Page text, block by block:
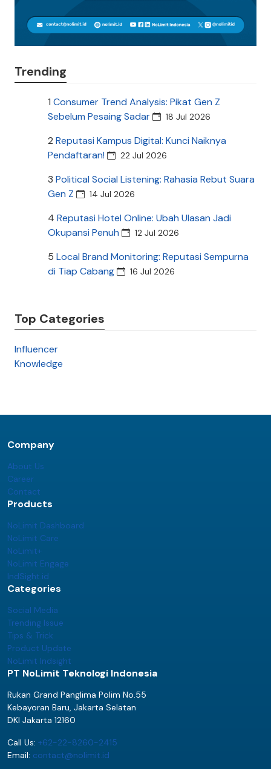
Trending
1 Consumer Trend Analysis: Pikat Gen Z
Sebelum Pesaing Sadar
18 Jul 2026
2 Reputasi Kampus Digital: Kunci Naiknya
Pendaftaran!
22 Jul 2026
3 Political Social Listening: Rahasia Rebut Suara
Gen Z
14 Jul 2026
4 Reputasi Hotel Online: Ubah Ulasan Jadi
Okupansi Penuh
12 Jul 2026
5 Local Brand Monitoring: Reputasi Sempurna
di Tiap Cabang
16 Jul 2026
Top Categories
Influencer
Knowledge
Company
About Us
Career
Contact
Products
NoLimit Dashboard
NoLimit Care
NoLimit+
NoLimit Engage
IndSight.id
Categories
Social Media
Trending Issue
Tips & Trick
Product Update
NoLimit Indsight
PT NoLimit Teknologi Indonesia
Rukan Grand Panglima Polim No.55
Kebayoran Baru, Jakarta Selatan
DKI Jakarta 12160
Call Us: +62-22-8260-2415
Email: contact@nolimit.id